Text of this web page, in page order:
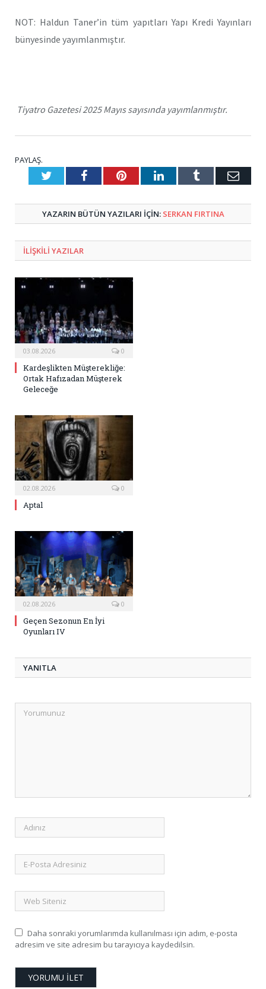
NOT: Haldun Taner’in tüm yapıtları Yapı Kredi Yayınları
bünyesinde yayımlanmıştır.
Tiyatro Gazetesi 2025 Mayıs sayısında yayımlanmıştır.
PAYLAŞ.
TwitterFacebookPinterestLinkedInTumblr E-
YAZARIN BÜTÜN YAZILARI IÇIN: SERKAN FIRTINA
ILIŞKILI YAZILAR
03.08.2026 0
Kardeşlikten Müşterekliğe:
Ortak Hafızadan Müşterek
Geleceğe
02.08.2026 0
Aptal
02.08.2026 0
Geçen Sezonun En İyi
Oyunları IV
YANITLA
Daha sonraki yorumlarımda kullanılması için adım, e-posta
adresim ve site adresim bu tarayıcıya kaydedilsin.